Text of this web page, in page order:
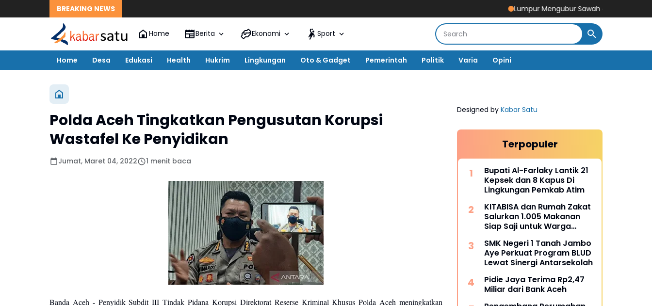
BREAKING NEWS Lumpur Mengubur Sawah dan Tambak Pidie
Home Berita Ekonomi Sport
Home Desa Edukasi Health Hukrim Lingkungan Oto & Gadget Pemerintah Politik Varia Opini
Polda Aceh Tingkatkan Pengusutan Korupsi
Wastafel Ke Penyidikan
Jumat, Maret 04, 2022 1 menit baca
Banda Aceh - Penyidik Subdit III Tindak Pidana Korupsi Direktorat Reserse Kriminal Khusus Polda Aceh meningkatkan
Designed by Kabar Satu
Terpopuler
Bupati Al-Farlaky Lantik 21
Kepsek dan 8 Kapus Di
Lingkungan Pemkab Atim
KITABISA dan Rumah Zakat
Salurkan 1.005 Makanan
Siap Saji untuk Warga
SMK Negeri 1 Tanah Jambo
Aye Perkuat Program BLUD
Lewat Sinergi Antarsekolah
Pidie Jaya Terima Rp2,47
Miliar dari Bank Aceh